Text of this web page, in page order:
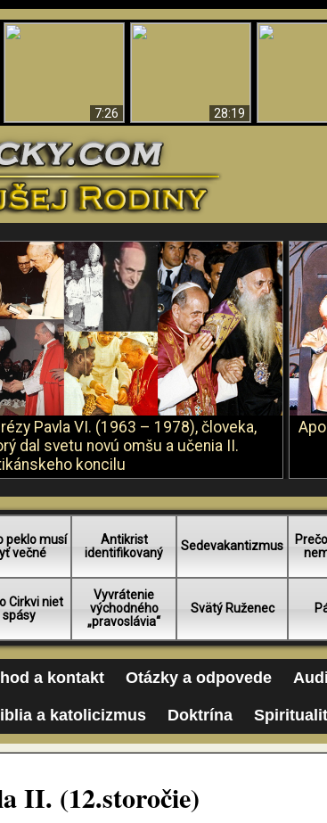
7:26 28:19
Pavla VI. (1963 – 1978), človeka,
dal svetu novú omšu a učenia II.
koncilu
peklo musí
večné
Antikrist
identifikovaný
Sedevakantizmus
Cirkvi niet
spásy
Vyvrátenie
východného
„pravoslávia“
Svätý Ruženec
a kontakt Otázky a odpovede
a katolicizmus Doktrína
II. (12.storočie)